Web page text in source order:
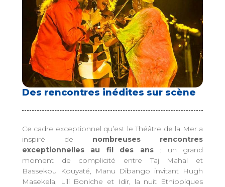
Des rencontres inédites sur scène
Ce cadre exceptionnel qu’est le Théâtre de la Mer a
inspiré de nombreuses rencontres
exceptionnelles au fil des ans: un grand
moment de complicité entre Taj Mahal et
Bassekou Kouyaté, Manu Dibango invitant Hugh
Masekela, Lili Boniche et Idir, la nuit Ethiopiques